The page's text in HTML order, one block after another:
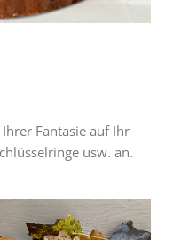
Fantasie auf Ihr
usw. an.